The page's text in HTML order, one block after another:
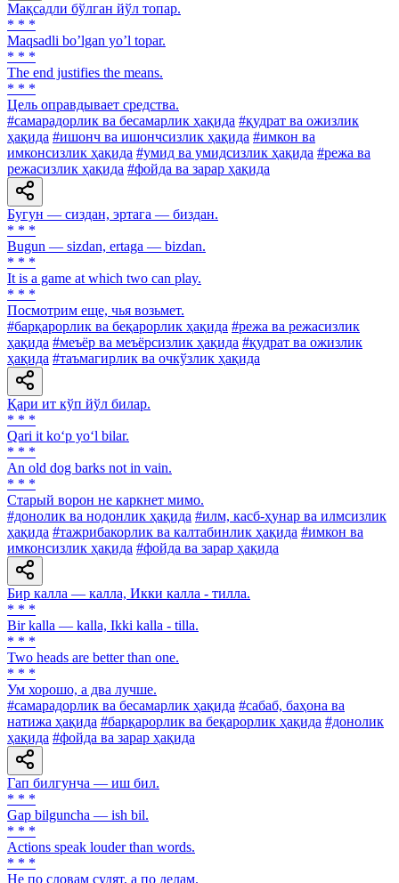
Мақсадли бўлган йўл топар.
* * *
Maqsadli boʼlgan yoʼl topar.
* * *
The end justifies the means.
* * *
Цель оправдывает средства.
#самарадорлик ва бесамарлик ҳақида #қудрат ва ожизлик
ҳақида #ишонч ва ишончсизлик ҳақида #имкон ва
имконсизлик ҳақида #умид ва умидсизлик ҳақида #режа ва
режасизлик ҳақида #фойда ва зарар ҳақида
Бугун — сиздан, эртага — биздан.
* * *
Bugun — sizdan, ertaga — bizdan.
* * *
It is a game at which two can play.
* * *
Посмотрим еще, чья возьмет.
#барқарорлик ва беқарорлик ҳақида #режа ва режасизлик
ҳақида #меъёр ва меъёрсизлик ҳақида #қудрат ва ожизлик
ҳақида #таъмагирлик ва очкўзлик ҳақида
Қари ит кўп йўл билар.
* * *
Qari it ko‘p yo‘l bilar.
* * *
An old dog barks not in vain.
* * *
Старый ворон не каркнет мимо.
#донолик ва нодонлик ҳақида #илм, касб-ҳунар ва илмсизлик
ҳақида #тажрибакорлик ва калтабинлик ҳақида #имкон ва
имконсизлик ҳақида #фойда ва зарар ҳақида
Бир калла — калла, Икки калла - тилла.
* * *
Bir kalla — kalla, Ikki kalla - tilla.
* * *
Two heads are better than one.
* * *
Ум хорошо, а два лучше.
#самарадорлик ва бесамарлик ҳақида #сабаб, баҳона ва
натижа ҳақида #барқарорлик ва беқарорлик ҳақида #донолик
ҳақида #фойда ва зарар ҳақида
Гап билгунча — иш бил.
* * *
Gap bilguncha — ish bil.
* * *
Actions speak louder than words.
* * *
He по словам судят, а по делам.